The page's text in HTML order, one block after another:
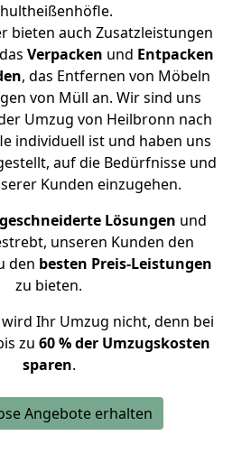
bieten auch Zusatzleistungen
Verpacken und Entpacken
, das Entfernen von Möbeln
von Müll an. Wir sind uns
Umzug von Heilbronn nach
individuell ist und haben uns
auf die Bedürfnisse und
Kunden einzugehen.
Lösungen und
unseren Kunden den
den besten Preis-Leistungen
zu bieten.
Ihr Umzug nicht, denn bei
zu 60 % der Umzugskosten
sparen.
Angebote erhalten